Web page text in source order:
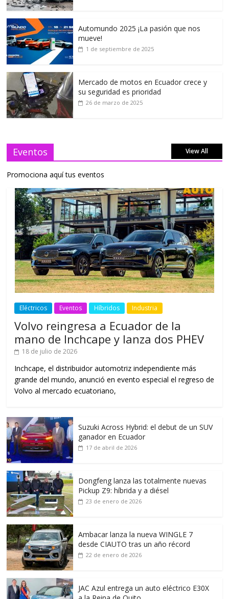
Automundo 2025 ¡La pasión que nos
mueve!
1 de septiembre de 2025
Mercado de motos en Ecuador crece y
su seguridad es prioridad
26 de marzo de 2025
Eventos View All
Promociona aquí tus eventos
Eléctricos Eventos Híbridos Industria
Volvo reingresa a Ecuador de la
mano de Inchcape y lanza dos PHEV
18 de julio de 2026
Inchcape, el distribuidor automotriz independiente más
grande del mundo, anunció en evento especial el regreso de
Volvo al mercado ecuatoriano,
Suzuki Across Hybrid: el debut de un SUV
ganador en Ecuador
17 de abril de 2026
Dongfeng lanza las totalmente nuevas
Pickup Z9: híbrida y a diésel
23 de enero de 2026
Ambacar lanza la nueva WINGLE 7
desde CIAUTO tras un año récord
22 de enero de 2026
JAC Azul entrega un auto eléctrico E30X